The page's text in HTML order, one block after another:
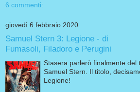
6 commenti:
giovedì 6 febbraio 2020
Samuel Stern 3: Legione - di
Fumasoli, Filadoro e Perugini
Stasera parlerò finalmente del
Samuel Stern. Il titolo,
Legione!